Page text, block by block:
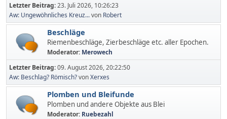
Letzter Beitrag:23. Juli 2026, 10:26:23
Aw: Ungewöhnliches Kreuz...von Robert
Beschläge
Riemenbeschläge, Zierbeschläge etc. aller Epochen.
Moderator: Merowech
Letzter Beitrag:09. August 2026, 20:22:50
Aw: Beschlag? Römisch?vonXerxes
Plomben und Bleifunde
Plomben und andere Objekte aus Blei
Moderator: Ruebezahl